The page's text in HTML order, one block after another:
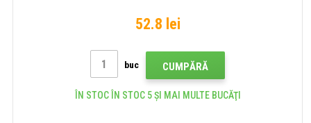
52.8 lei
buc CUMPĂRĂ
ÎN STOC ÎN STOC 5 ȘI MAI MULTE BUCĂŢI